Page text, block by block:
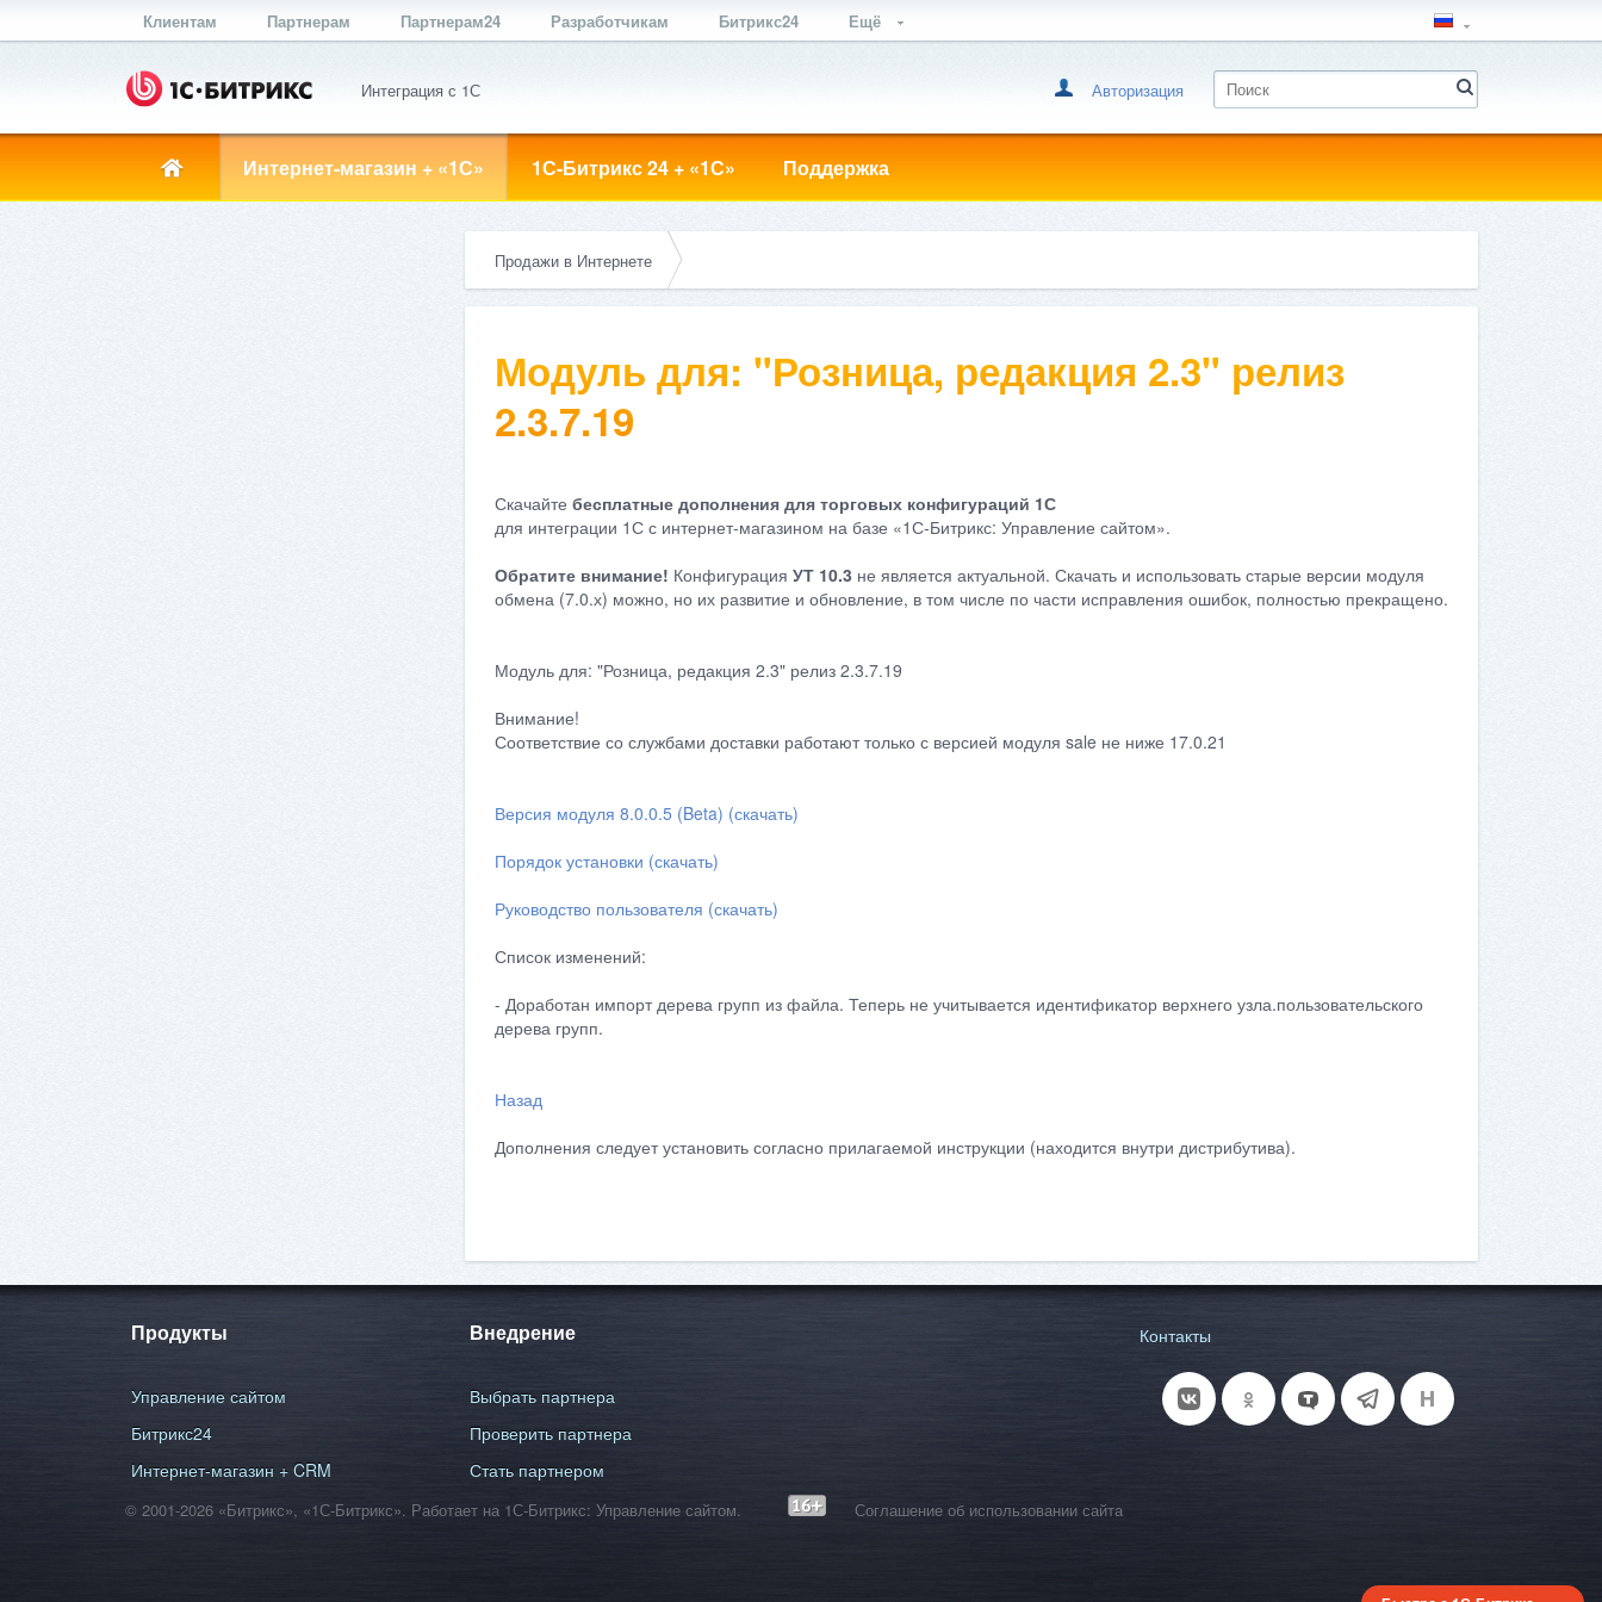
Клиентам Партнерам Партнерам24 Разработчикам Битрикс24 Ещё
Интеграция с 1С Авторизация
Интернет-магазин + «1С» 1С-Битрикс 24 + «1С» Поддержка
Продажи в Интернете
Модуль для: "Розница, редакция 2.3" релиз
2.3.7.19
Скачайте бесплатные дополнения для торговых конфигураций 1С
для интеграции 1С с интернет-магазином на базе «1С-Битрикс: Управление сайтом».
Обратите внимание! Конфигурация УТ 10.3 не является актуальной. Скачать и использовать старые версии модуля
обмена (7.0.х) можно, но их развитие и обновление, в том числе по части исправления ошибок, полностью прекращено.
Модуль для: "Розница, редакция 2.3" релиз 2.3.7.19
Внимание!
Соответствие со службами доставки работают только с версией модуля sale не ниже 17.0.21
Версия модуля 8.0.0.5 (Beta) (скачать)
Порядок установки (скачать)
Руководство пользователя (скачать)
Список изменений:
- Доработан импорт дерева групп из файла. Теперь не учитывается идентификатор верхнего узла.пользовательского
дерева групп.
Назад
Дополнения следует установить согласно прилагаемой инструкции (находится внутри дистрибутива).
Продукты
Управление сайтом
Битрикс24
Интернет-магазин + CRM
Внедрение
Выбрать партнера
Проверить партнера
Стать партнером
Контакты
© 2001-2026 «Битрикс», «1С-Битрикс». Работает на 1С-Битрикс: Управление сайтом. Соглашение об использовании сайта